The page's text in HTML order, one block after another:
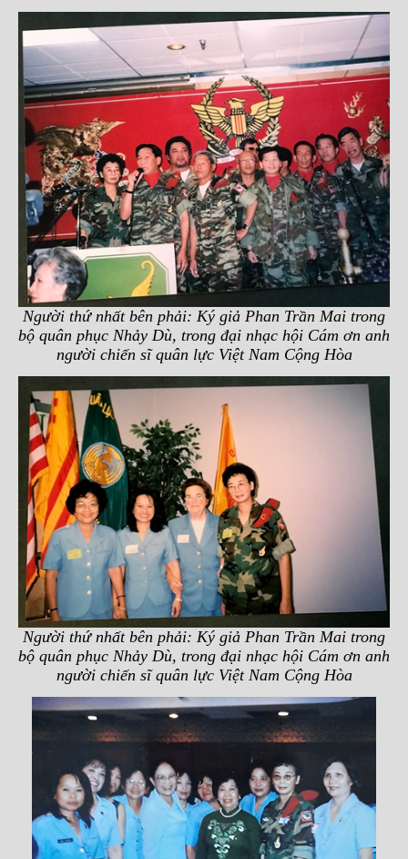
Người thứ nhất bên phải: Ký giả Phan Trần Mai trong
bộ quân phục Nhảy Dù, trong đại nhạc hội Cám ơn anh
người chiến sĩ quân lực Việt Nam Cộng Hòa
Người thứ nhất bên phải: Ký giả Phan Trần Mai trong
bộ quân phục Nhảy Dù, trong đại nhạc hội Cám ơn anh
người chiến sĩ quân lực Việt Nam Cộng Hòa